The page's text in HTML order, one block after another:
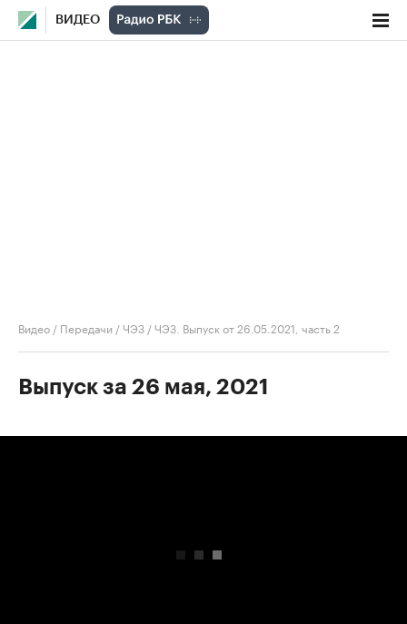
ВИДЕО
Видео / Передачи /ЧЭЗ /ЧЭЗ. Выпуск от 26.05.2021, часть 2
Выпуск за 26 мая, 2021